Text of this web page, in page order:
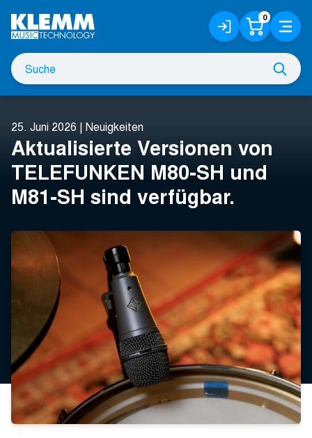
Hauptinhalt
Suche
nach
Anmelden
/
Registrieren
0 Menü
25. Juni 2026 | Neuigkeiten
Aktualisierte Versionen von
TELEFUNKEN M80-SH und
M81-SH sind verfügbar.